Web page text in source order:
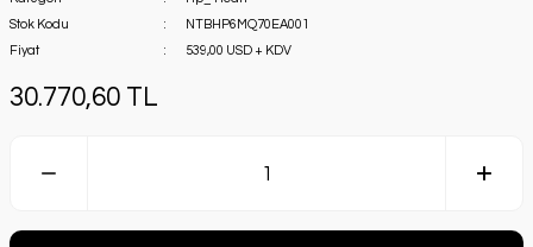
Stok Kodu
NTBHP6MQ70EA001
Fiyat
539,00 USD + KDV
30.770,60 TL